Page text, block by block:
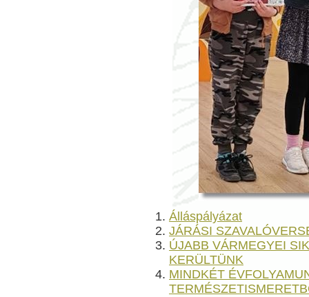
Álláspályázat
JÁRÁSI
ÚJABB VÁRMEGYEI
KERÜLTÜNK
MINDKÉT